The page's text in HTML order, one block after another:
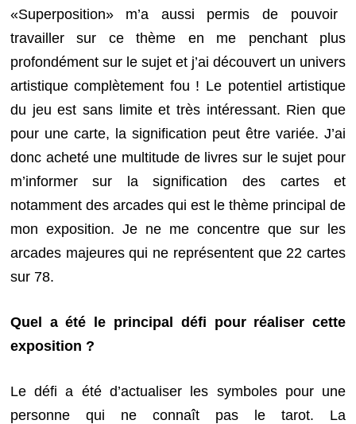
«Superposition» m’a aussi permis de pouvoir
travailler sur ce thème en me penchant plus
profondément sur le sujet et j’ai découvert un univers
artistique complètement fou ! Le potentiel artistique
du jeu est sans limite et très intéressant. Rien que
pour une carte, la signification peut être variée. J’ai
donc acheté une multitude de livres sur le sujet pour
m’informer sur la signification des cartes et
notamment des arcades qui est le thème principal de
mon exposition. Je ne me concentre que sur les
arcades majeures qui ne représentent que 22 cartes
sur 78.
Quel a été le principal défi pour réaliser cette
exposition ?
Le défi a été d’actualiser les symboles pour une
personne qui ne connaît pas le tarot. La